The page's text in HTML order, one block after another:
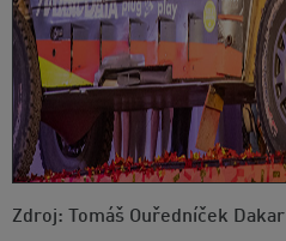
Zdroj: Tomáš Ouředníček Dakar